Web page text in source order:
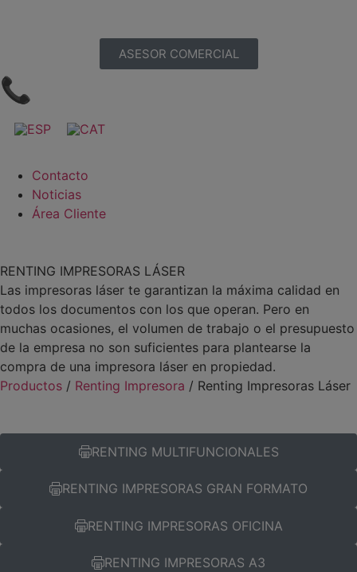
ASESOR COMERCIAL
📞
Contacto
Noticias
Área Cliente
RENTING IMPRESORAS LÁSER
Las impresoras láser te garantizan la máxima calidad en
todos los documentos con los que operan. Pero en
muchas ocasiones, el volumen de trabajo o el presupuesto
de la empresa no son suficientes para plantearse la
compra de una impresora láser en propiedad.
Productos / Renting Impresora / Renting Impresoras Láser
RENTING MULTIFUNCIONALES
RENTING IMPRESORAS GRAN FORMATO
RENTING IMPRESORAS OFICINA
RENTING IMPRESORAS A3